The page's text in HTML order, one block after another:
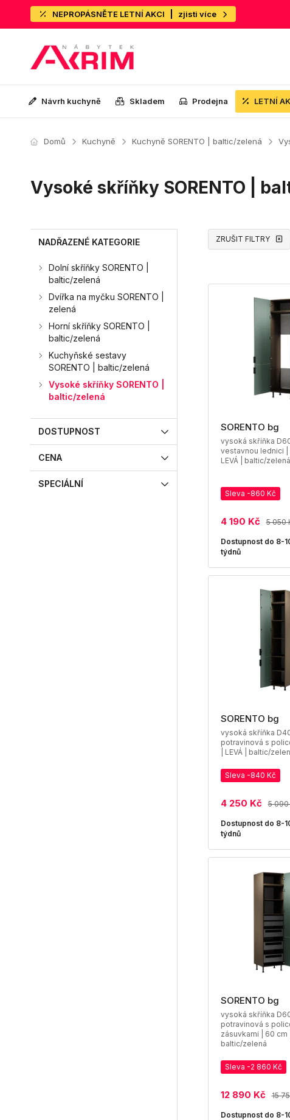
NEPROPÁSNĚTE LETNÍ AKCI zjisti více
Návrh kuchyně Skladem Prodejna LETNÍ
Domů Kuchyně Kuchyně SORENTO | baltic/zelená
Vysoké skříňky SORENTO |
NADŘAZENÉ KATEGORIE
Dolní skříňky SORENTO |
baltic/zelená
Dvířka na myčku SORENTO |
zelená
Horní skříňky SORENTO |
baltic/zelená
Kuchyňské sestavy
SORENTO | baltic/zelená
Vysoké skříňky SORENTO |
baltic/zelená
DOSTUPNOST
CENA
SPECIÁLNÍ
ZRUŠIT FILTRY
SORENTO bg
vysoká skříňka
vestavnou lednici |
LEVÁ | baltic/zelená
Sleva -860 Kč
4 190 Kč 5 050
Dostupnost do 8-
týdnů
SORENTO bg
vysoká skříňka
potravinová s
| LEVÁ | baltic/
Sleva -840 Kč
4 250 Kč 5 090
Dostupnost do 8-
týdnů
SORENTO bg
vysoká skříňka
potravinová s
zásuvkami | 60 cm |
baltic/zelená
Sleva -2 860 Kč
12 890 Kč 15
Dostupnost do 8-